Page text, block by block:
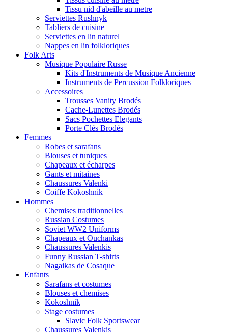
Tissu nid d'abeille au metre
Serviettes Rushnyk
Tabliers de cuisine
Serviettes en lin naturel
Nappes en lin folkloriques
Folk Arts
Musique Populaire Russe
Kits d'Instruments de Musique Ancienne
Instruments de Percussion Folkloriques
Accessoires
Trousses Vanity Brodés
Cache-Lunettes Brodés
Sacs Pochettes Elegants
Porte Clés Brodés
Femmes
Robes et sarafans
Blouses et tuniques
Chapeaux et écharpes
Gants et mitaines
Chaussures Valenki
Coiffe Kokoshnik
Hommes
Chemises traditionnelles
Russian Costumes
Soviet WW2 Uniforms
Chapeaux et Ouchankas
Chaussures Valenkis
Funny Russian T-shirts
Nagaikas de Cosaque
Enfants
Sarafans et costumes
Blouses et chemises
Kokoshnik
Stage costumes
Slavic Folk Sportswear
Chaussures Valenkis